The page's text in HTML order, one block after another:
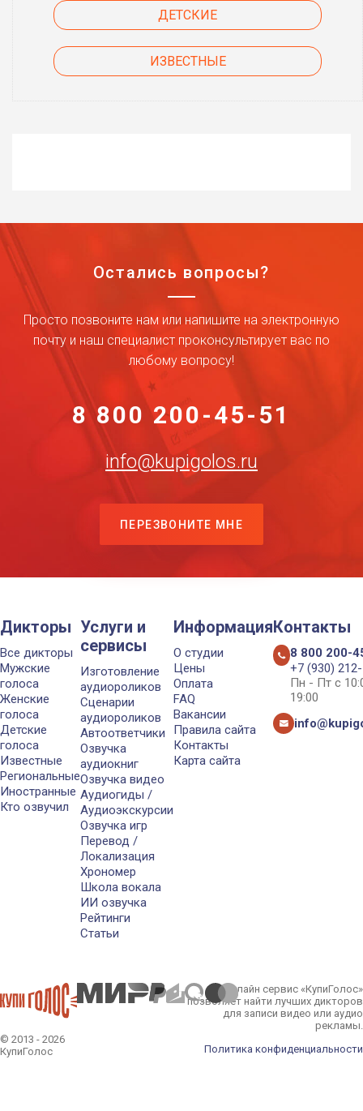
ДЕТСКИЕ
ИЗВЕСТНЫЕ
Остались вопросы?
Просто позвоните нам или напишите на электронную
почту и наш специалист проконсультирует вас по
любому вопросу!
8 800 200-45-51
info@kupigolos.ru
ПЕРЕЗВОНИТЕ МНЕ
Дикторы
Все дикторы
Мужские
голоса
Женские
голоса
Детские
голоса
Известные
Региональные
Иностранные
Кто озвучил
Услуги и
сервисы
Изготовление
аудиороликов
Сценарии
аудиороликов
Автоответчики
Озвучка
аудиокниг
Озвучка видео
Аудиогиды /
Аудиоэкскурсии
Озвучка игр
Перевод /
Локализация
Хрономер
Школа вокала
ИИ озвучка
Рейтинги
Статьи
Информация
О студии
Цены
Оплата
FAQ
Вакансии
Правила сайта
Контакты
Карта сайта
Контакты
8 800 200-
+7 (930)
Пн - Пт с
19:00
© 2013 - 2026
КупиГолос
Онлайн сервис «КупиГолос»
позволяет найти лучших дикторов
для записи видео или аудио
рекламы.
Политика конфиденциальности